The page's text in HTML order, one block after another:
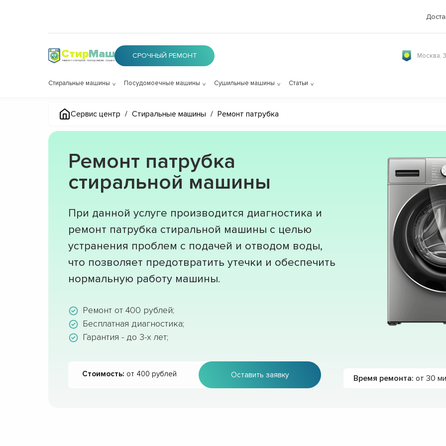
СтирМаш
РЕМОНТ СТИРАЛОК, ПОСУДОМОЕК, СУШИЛОК
СРОЧНЫЙ РЕМОНТ Москва,
Стиральные машины Посудомоечные машины Сушильные машины Статьи
Сервис центр / Стиральные машины / Ремонт патрубка
Ремонт патрубка
стиральной машины
При данной услуге производится диагностика и
ремонт патрубка стиральной машины с целью
устранения проблем с подачей и отводом воды,
что позволяет предотвратить утечки и обеспечить
нормальную работу машины.
Ремонт от 400 рублей;
Бесплатная диагностика;
Гарантия - до 3-х лет;
Стоимость: от 400 рублей Оставить заявку Время ремонта: от 30